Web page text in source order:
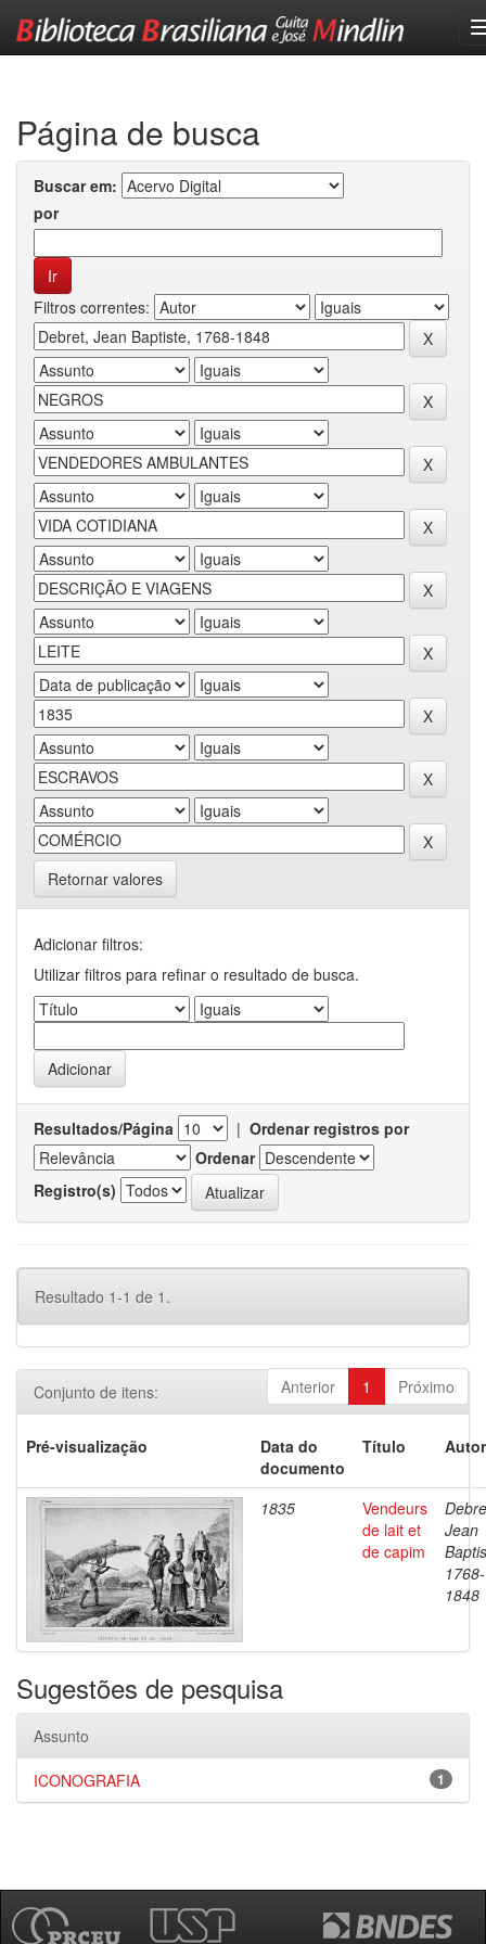
Página de busca
Buscar em:
por
Filtros correntes:
Retornar valores
Adicionar filtros:
Utilizar filtros para refinar o resultado de busca.
Resultados/Página | Ordenar registros por
Ordenar
Registro(s)
Resultado 1-1 de 1.
Anterior 1 Próximo
Conjunto de itens:
Pré-visualização
Data do
documento
Título
1835
Vendeurs
de lait et
de capim
Jean
1768-
1848
Sugestões de pesquisa
Assunto
1
ICONOGRAFIA